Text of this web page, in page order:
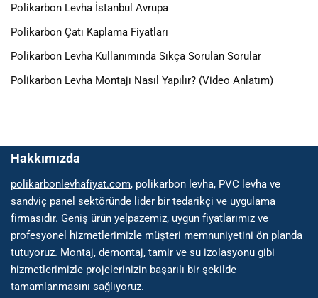
Polikarbon Levha İstanbul Avrupa
Polikarbon Çatı Kaplama Fiyatları
Polikarbon Levha Kullanımında Sıkça Sorulan Sorular
Polikarbon Levha Montajı Nasıl Yapılır? (Video Anlatım)
Hakkımızda
polikarbonlevhafiyat.com, polikarbon levha, PVC levha ve
sandviç panel sektöründe lider bir tedarikçi ve uygulama
firmasıdır. Geniş ürün yelpazemiz, uygun fiyatlarımız ve
profesyonel hizmetlerimizle müşteri memnuniyetini ön planda
tutuyoruz. Montaj, demontaj, tamir ve su izolasyonu gibi
hizmetlerimizle projelerinizin başarılı bir şekilde
tamamlanmasını sağlıyoruz.